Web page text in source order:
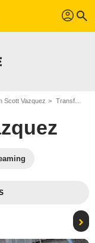
profil search
Scott Vazquez Transformers: El despertar de las bestias : Foto Dean Scott Vazquez